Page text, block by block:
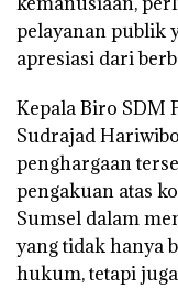
pelayanan publik
apresiasi dari
Kepala Biro SDM
Sudrajad
penghargaan
pengakuan atas
Sumsel dalam
yang tidak hanya
hukum, tetapi